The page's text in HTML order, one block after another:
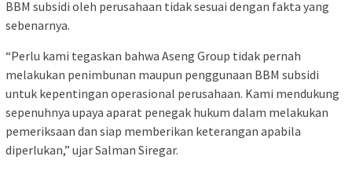
BBM subsidi oleh perusahaan tidak sesuai dengan fakta yang
sebenarnya.
“Perlu kami tegaskan bahwa Aseng Group tidak pernah
melakukan penimbunan maupun penggunaan BBM subsidi
untuk kepentingan operasional perusahaan. Kami mendukung
sepenuhnya upaya aparat penegak hukum dalam melakukan
pemeriksaan dan siap memberikan keterangan apabila
diperlukan,” ujar Salman Siregar.